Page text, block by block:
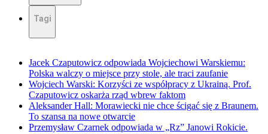
Tagi
Jacek Czaputowicz odpowiada Wojciechowi Warskiemu:
Polska walczy o miejsce przy stole, ale traci zaufanie
Wojciech Warski: Korzyści ze współpracy z Ukrainą. Prof.
Czaputowicz oskarża rząd wbrew faktom
Aleksander Hall: Morawiecki nie chce ścigać się z Braunem.
To szansa na nowe otwarcie
Przemysław Czarnek odpowiada w „Rz” Janowi Rokicie.